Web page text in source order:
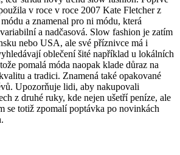
v roce v roce 2007 Kate Fletcher z
a znamenal pro ni módu, která
a nadčasová. Slow fashion je zatím
nebo USA, ale své příznivce má i
oblečení šité například u lokálních
pomalá móda naopak klade důraz na
a tradici. Znamená také opakované
Upozorňuje lidi, aby nakupovali
z druhé ruky, kde nejen ušetří peníze, ale
se totiž zpomalí poptávka po novinkách